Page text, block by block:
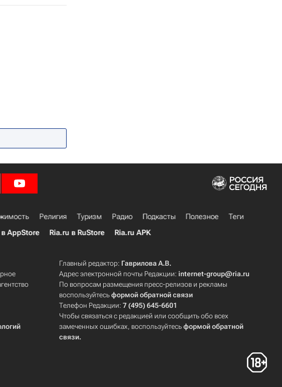
Религия Туризм Радио Подкасты Полезное
Теги
в AppStore Ria.ru в RuStore Ria.ru APK
Главный редактор: Гаврилова А.В.
Адрес электронной почты Редакции:internet-group@ria.ru
По вопросам размещения пресс-релизов и рекламы
воспользуйтесьформой обратной связи
Телефон Редакции:7 (495) 645-6601
Чтобы связаться с редакцией или сообщить обо всех
замеченных ошибках, воспользуйтесьформой обратной
связи.